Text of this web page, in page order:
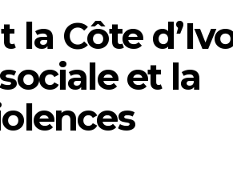
la Côte
et la